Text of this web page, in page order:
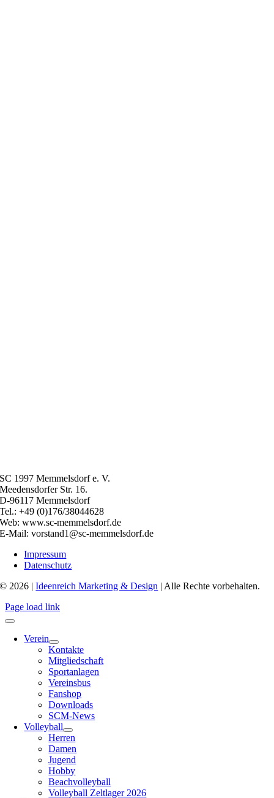
SC 1997 Memmelsdorf e. V.
Meedensdorfer Str. 16.
D-96117 Memmelsdorf
Tel.: +49 (0)176/38044628
Web: www.sc-memmelsdorf.de
E-Mail: vorstand1@sc-memmelsdorf.de
Impressum
Datenschutz
© 2026 |Ideenreich Marketing & Design | Alle Rechte vorbehalten.
Page load link
Verein
Kontakte
Mitgliedschaft
Sportanlagen
Vereinsbus
Fanshop
Downloads
SCM-News
Volleyball
Herren
Damen
Jugend
Hobby
Beachvolleyball
Volleyball Zeltlager 2026